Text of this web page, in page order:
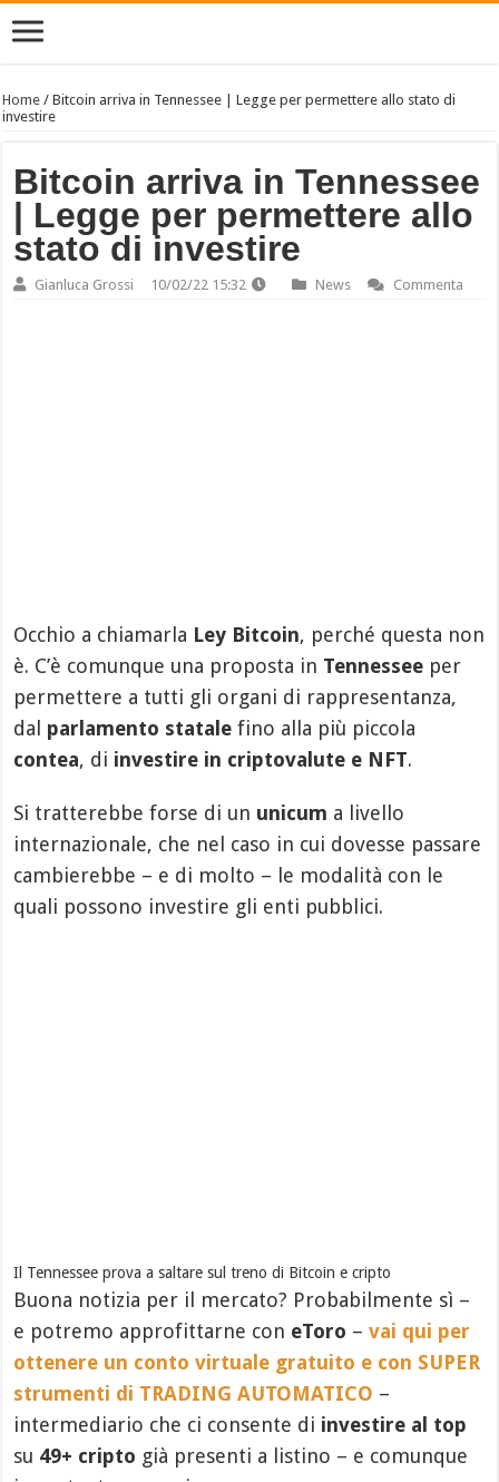
Home /Bitcoin arriva in Tennessee | Legge per permettere allo stato di
investire
Bitcoin arriva in Tennessee
| Legge per permettere allo
stato di investire
Gianluca Grossi 10/02/22 15:32 News Commenta
Occhio a chiamarla Ley Bitcoin, perché questa non
è. C’è comunque una proposta in Tennessee per
permettere a tutti gli organi di rappresentanza,
dal parlamento statale fino alla più piccola
contea, di investire in criptovalute e NFT.
Si tratterebbe forse di un unicum a livello
internazionale, che nel caso in cui dovesse passare
cambierebbe – e di molto – le modalità con le
quali possono investire gli enti pubblici.
Il Tennessee prova a saltare sul treno di Bitcoin e cripto
Buona notizia per il mercato? Probabilmente sì –
e potremo approfittarne con eToro –vai qui per
ottenere un conto virtuale gratuito e con SUPER
strumenti di TRADING AUTOMATICO –
intermediario che ci consente di investire al top
su 49+ cripto già presenti a listino – e comunque